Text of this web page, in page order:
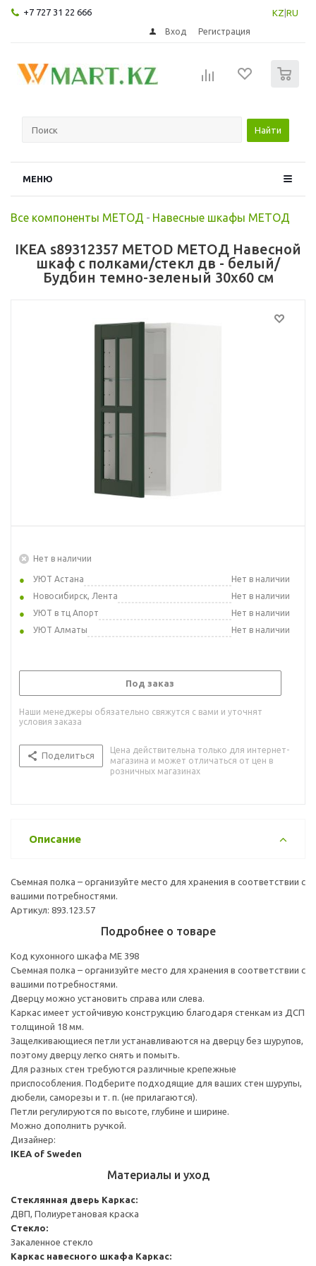
+7 727 31 22 666 KZ RU
Вход Регистрация
Найти
МЕНЮ
Все компоненты МЕТОД - Навесные шкафы МЕТОД
IKEA s89312357 METOD МЕТОД Навесной
шкаф с полками/стекл дв - белый/
Будбин темно-зеленый 30x60 см
Нет в наличии
УЮТ Астана
Нет в наличии
Новосибирск, Лента
Нет в наличии
УЮТ в тц Апорт
Нет в наличии
УЮТ Алматы
Нет в наличии
Под заказ
Наши менеджеры обязательно свяжутся с вами и уточнят
условия заказа
Поделиться
Цена действительна только для интернет-
магазина и может отличаться от цен в
розничных магазинах
Описание
Съемная полка – организуйте место для хранения в соответствии с
вашими потребностями.
Артикул: 893.123.57
Подробнее о товаре
Код кухонного шкафа ME 398
Съемная полка – организуйте место для хранения в соответствии с
вашими потребностями.
Дверцу можно установить справа или слева.
Каркас имеет устойчивую конструкцию благодаря стенкам из ДСП
толщиной 18 мм.
Защелкивающиеся петли устанавливаются на дверцу без шурупов,
поэтому дверцу легко снять и помыть.
Для разных стен требуются различные крепежные
приспособления. Подберите подходящие для ваших стен шурупы,
дюбели, саморезы и т. п. (не прилагаются).
Петли регулируются по высоте, глубине и ширине.
Можно дополнить ручкой.
Дизайнер:
IKEA of Sweden
Материалы и уход
Стеклянная дверь Каркас:
ДВП, Полиуретановая краска
Стекло:
Закаленное стекло
Каркас навесного шкафа Каркас: